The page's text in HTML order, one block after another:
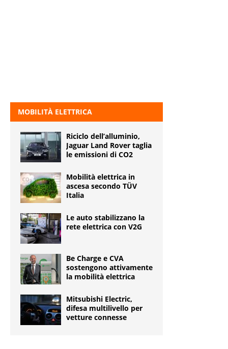
MOBILITÀ ELETTRICA
Riciclo dell’alluminio,
Jaguar Land Rover taglia
le emissioni di CO2
Mobilità elettrica in
ascesa secondo TÜV
Italia
Le auto stabilizzano la
rete elettrica con V2G
Be Charge e CVA
sostengono attivamente
la mobilità elettrica
Mitsubishi Electric,
difesa multilivello per
vetture connesse